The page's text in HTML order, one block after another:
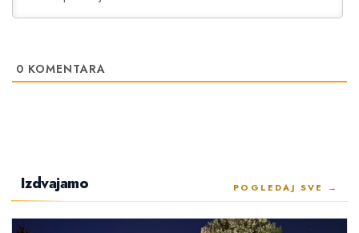
0 KOMENTARA
Izdvajamo POGLEDAJ SVE →